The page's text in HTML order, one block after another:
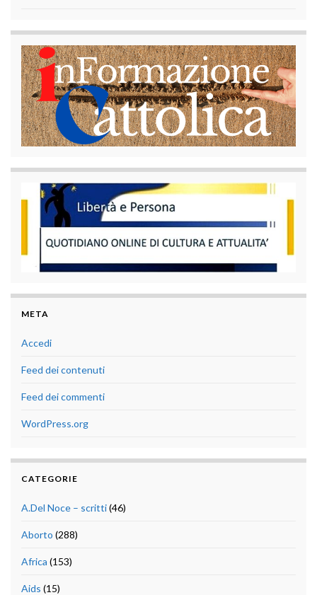
META
Accedi
Feed dei contenuti
Feed dei commenti
WordPress.org
CATEGORIE
A.Del Noce – scritti(46)
Aborto (288)
Africa (153)
Aids (15)